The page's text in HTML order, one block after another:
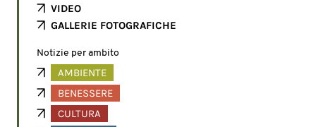
VIDEO
GALLERIE FOTOGRAFICHE
Notizie per ambito
AMBIENTE
BENESSERE
CULTURA